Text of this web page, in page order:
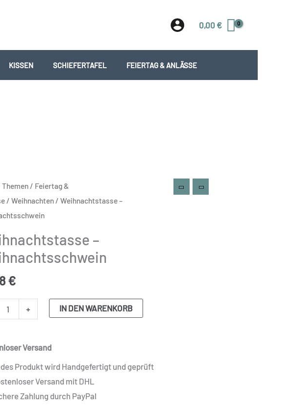
0,00 €
KISSEN SCHIEFERTAFEL FEIERTAG & ANLÄSSE
Themen / Feiertag &
/ Weihnachten / Weihnachtstasse –
–
€
+ IN DEN WARENKORB
Versand
Produkt wird Handgefertigt und geprüft
Versand mit DHL
Zahlung durch PayPal